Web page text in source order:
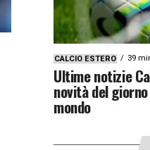
CALCIO ESTERO 39
Ultime notizie
novità del
mondo